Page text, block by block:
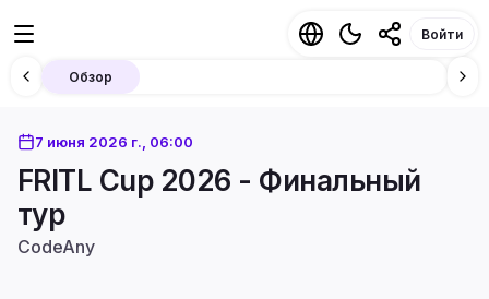
Войти
Обзор
7 июня 2026 г., 06:00
FRITL Cup 2026 - Финальный
тур
CodeAny